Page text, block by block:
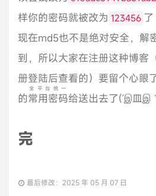
样你的密码就被改为 123456 了
现在md5也不是绝对安全，解
到，所以大家在注册这种博客
册登陆后查看的）要留个心眼
的常用密码
全平台统一
给送出去了(´இ皿இ
完
最后修改：2025 年 05 月 07 日